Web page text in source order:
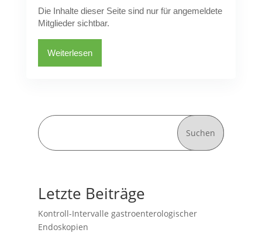
Die Inhalte dieser Seite sind nur für angemeldete
Mitglieder sichtbar.
Weiterlesen
Suchen
Letzte Beiträge
Kontroll-Intervalle gastroenterologischer
Endoskopien